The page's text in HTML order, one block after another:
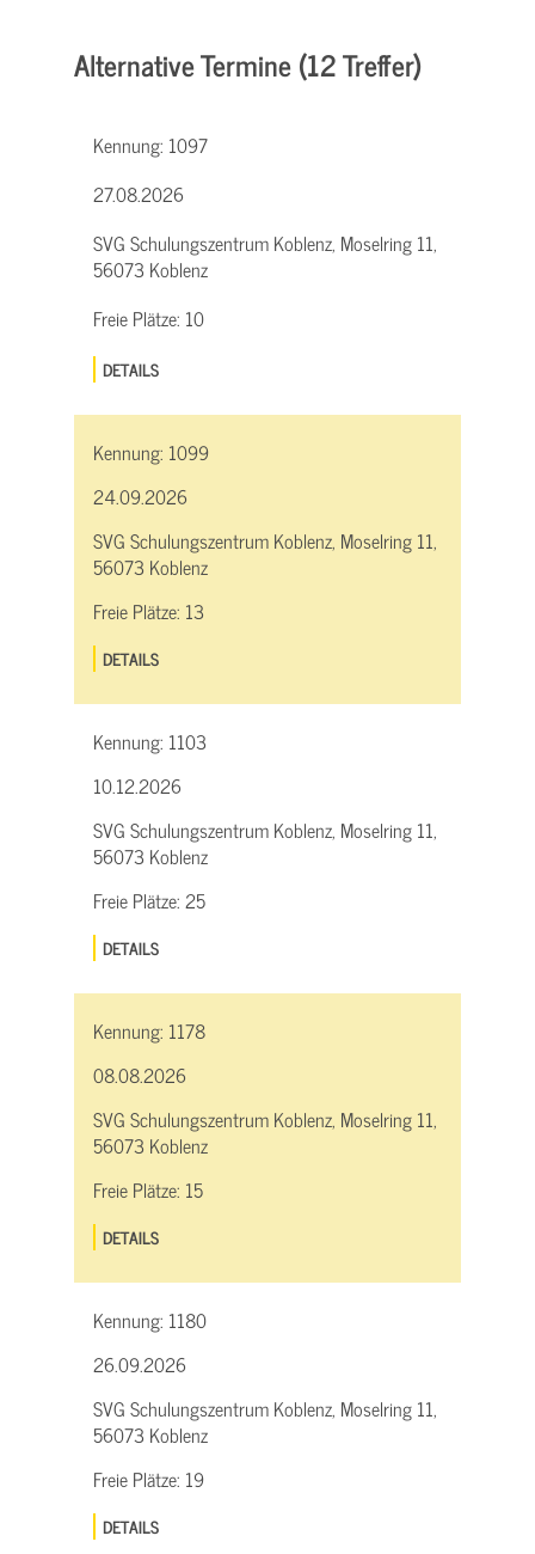
Alternative Termine (12 Treffer)
Kennung: 1097
27.08.2026
SVG Schulungszentrum Koblenz, Moselring 11,
56073 Koblenz
Freie Plätze: 10
DETAILS
Kennung: 1099
24.09.2026
SVG Schulungszentrum Koblenz, Moselring 11,
56073 Koblenz
Freie Plätze: 13
DETAILS
Kennung: 1103
10.12.2026
SVG Schulungszentrum Koblenz, Moselring 11,
56073 Koblenz
Freie Plätze:25
DETAILS
Kennung: 1178
08.08.2026
SVG Schulungszentrum Koblenz, Moselring 11,
56073 Koblenz
Freie Plätze: 15
DETAILS
Kennung: 1180
26.09.2026
SVG Schulungszentrum Koblenz, Moselring 11,
56073 Koblenz
Freie Plätze: 19
DETAILS